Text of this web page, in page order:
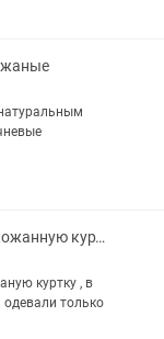
Продам мужскую кожанную куртку в идеальном состоянии
куртку , в
только